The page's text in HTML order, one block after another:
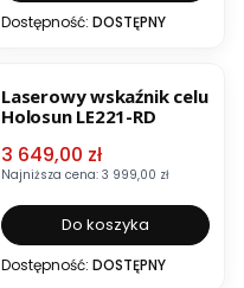
Dostępność: DOSTĘPNY
Laserowy wskaźnik celu
Holosun LE221-RD
Cena promocyjna
3 649,00 zł
Najniższa cena: 3 999,00 zł
Do koszyka
Dostępność: DOSTĘPNY